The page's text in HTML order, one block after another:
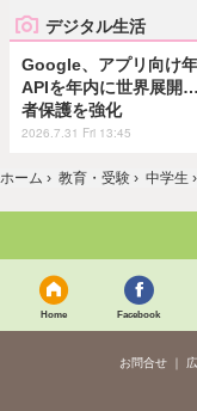
デジタル生活
Google、アプリ向け
APIを年内に世界展開
者保護を強化
2026.7.31 Fri 13:45
ホーム › 教育・受験 › 中学生 ›
Home Facebook
お問合せ